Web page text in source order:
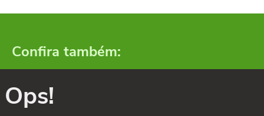
Confira também:
Ops!